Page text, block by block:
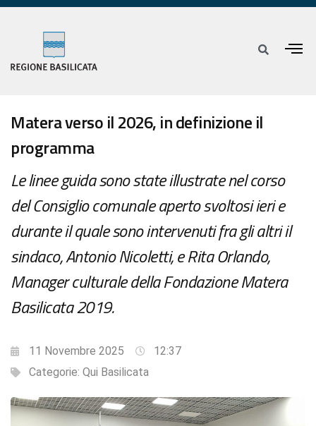
Matera verso il 2026, in definizione il
programma
Le linee guida sono state illustrate nel corso
del Consiglio comunale aperto svoltosi ieri e
durante il quale sono intervenuti fra gli altri il
sindaco, Antonio Nicoletti, e Rita Orlando,
Manager culturale della Fondazione Matera
Basilicata 2019.
11 Novembre 2025
12:37
Categorie: Qui Basilicata